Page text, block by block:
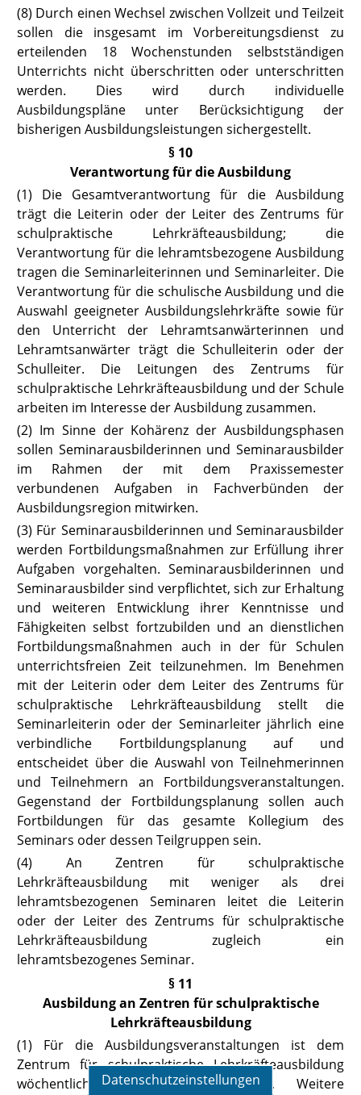
Datenschutzeinstellungen
(8) Durch einen Wechsel zwischen Vollzeit und Teilzeit
sollen die insgesamt im Vorbereitungsdienst zu
erteilenden 18 Wochenstunden selbstständigen
Unterrichts nicht überschritten oder unterschritten
werden. Dies wird durch individuelle
Ausbildungspläne unter Berücksichtigung der
bisherigen Ausbildungsleistungen sichergestellt.
§ 10
Verantwortung für die Ausbildung
(1) Die Gesamtverantwortung für die Ausbildung
trägt die Leiterin oder der Leiter des Zentrums für
schulpraktische Lehrkräfteausbildung; die
Verantwortung für die lehramtsbezogene Ausbildung
tragen die Seminarleiterinnen und Seminarleiter. Die
Verantwortung für die schulische Ausbildung und die
Auswahl geeigneter Ausbildungslehrkräfte sowie für
den Unterricht der Lehramtsanwärterinnen und
Lehramtsanwärter trägt die Schulleiterin oder der
Schulleiter. Die Leitungen des Zentrums für
schulpraktische Lehrkräfteausbildung und der Schule
arbeiten im Interesse der Ausbildung zusammen.
(2) Im Sinne der Kohärenz der Ausbildungsphasen
sollen Seminarausbilderinnen und Seminarausbilder
im Rahmen der mit dem Praxissemester
verbundenen Aufgaben in Fachverbünden der
Ausbildungsregion mitwirken.
(3) Für Seminarausbilderinnen und Seminarausbilder
werden Fortbildungsmaßnahmen zur Erfüllung ihrer
Aufgaben vorgehalten. Seminarausbilderinnen und
Seminarausbilder sind verpflichtet, sich zur Erhaltung
und weiteren Entwicklung ihrer Kenntnisse und
Fähigkeiten selbst fortzubilden und an dienstlichen
Fortbildungsmaßnahmen auch in der für Schulen
unterrichtsfreien Zeit teilzunehmen. Im Benehmen
mit der Leiterin oder dem Leiter des Zentrums für
schulpraktische Lehrkräfteausbildung stellt die
Seminarleiterin oder der Seminarleiter jährlich eine
verbindliche Fortbildungsplanung auf und
entscheidet über die Auswahl von Teilnehmerinnen
und Teilnehmern an Fortbildungsveranstaltungen.
Gegenstand der Fortbildungsplanung sollen auch
Fortbildungen für das gesamte Kollegium des
Seminars oder dessen Teilgruppen sein.
(4) An Zentren für schulpraktische
Lehrkräfteausbildung mit weniger als drei
lehramtsbezogenen Seminaren leitet die Leiterin
oder der Leiter des Zentrums für schulpraktische
Lehrkräfteausbildung zugleich ein
lehramtsbezogenes Seminar.
§ 11
Ausbildung an Zentren für schulpraktische
Lehrkräfteausbildung
(1) Für die Ausbildungsveranstaltungen ist dem
Zentrum für schulpraktische Lehrkräfteausbildung
wöchentlich ein Tag vorbehalten. Weitere